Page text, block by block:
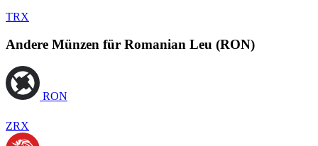
TRX
Andere Münzen für Romanian Leu (RON)
RON
ZRX